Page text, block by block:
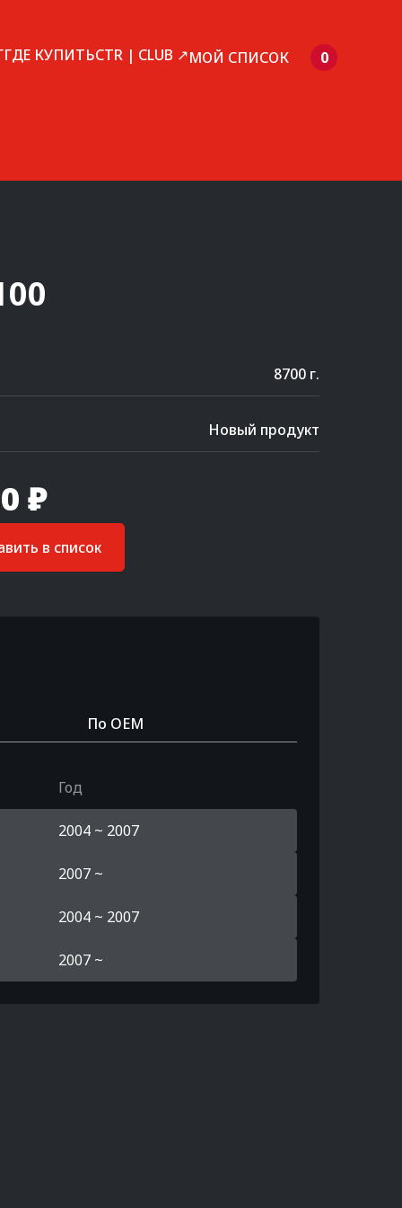
ГДЕ КУПИТЬCTR | CLUB ↗МОЙ СПИСОК 0
8700 г.
Новый продукт
₽
в список
По OEM
Год
2004 ~ 2007
2007 ~
2004 ~ 2007
2007 ~